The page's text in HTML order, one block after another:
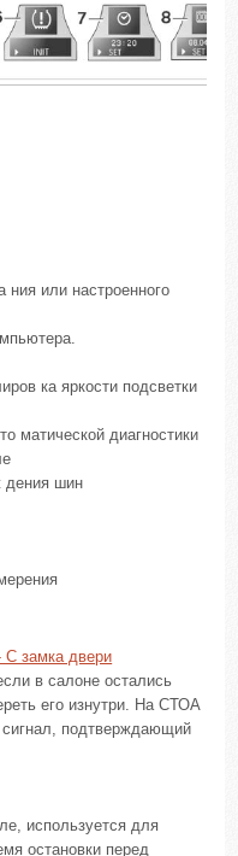
ния или настроенного
ка яркости подсветки
матической диагностики
дения шин
С замка двери
в салоне остались
его изнутри. На СТОА
сигнал, подтверждающий
используется для
остановки перед